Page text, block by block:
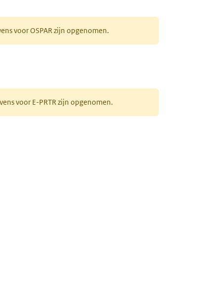
voor OSPAR zijn opgenomen.
voor E-PRTR zijn opgenomen.